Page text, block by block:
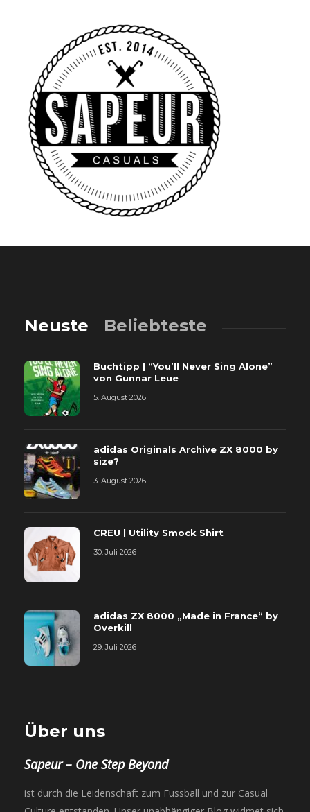
Neuste Beliebteste
Buchtipp | “You’ll Never Sing Alone”
von Gunnar Leue
5. August 2026
adidas Originals Archive ZX 8000 by
size?
3. August 2026
CREU | Utility Smock Shirt
30. Juli 2026
adidas ZX 8000 „Made in France“ by
Overkill
29. Juli 2026
Über uns
Sapeur – One Step Beyond
ist durch die Leidenschaft zum Fussball und zur Casual